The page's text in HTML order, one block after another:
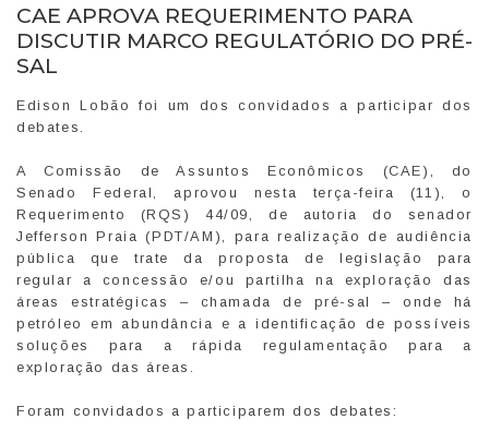
CAE APROVA REQUERIMENTO PARA
DISCUTIR MARCO REGULATÓRIO DO PRÉ-
SAL
Edison Lobão foi um dos convidados a participar dos
debates.
A Comissão de Assuntos Econômicos (CAE), do
Senado Federal, aprovou nesta terça-feira (11), o
Requerimento (RQS) 44/09, de autoria do senador
Jefferson Praia (PDT/AM), para realização de audiência
pública que trate da proposta de legislação para
regular a concessão e/ou partilha na exploração das
áreas estratégicas – chamada de pré-sal – onde há
petróleo em abundância e a identificação de possíveis
soluções para a rápida regulamentação para a
exploração das áreas.
Foram convidados a participarem dos debates: